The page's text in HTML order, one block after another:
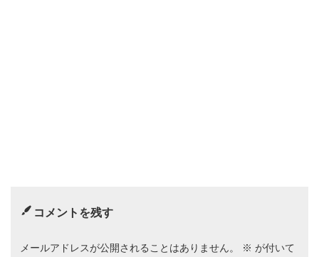
コメントを残す
メールアドレスが公開されることはありません。 ※ が付いて